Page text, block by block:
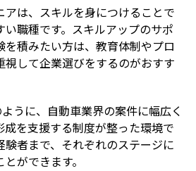
アは、スキルを身につけることで
職種です。スキルアップのサポ
を積みたい方は、教育体制やプロ
視して企業選びをするのがおすす
うに、自動車業界の案件に幅広く
を支援する制度が整った環境で
験者まで、それぞれのステージに
ができます。